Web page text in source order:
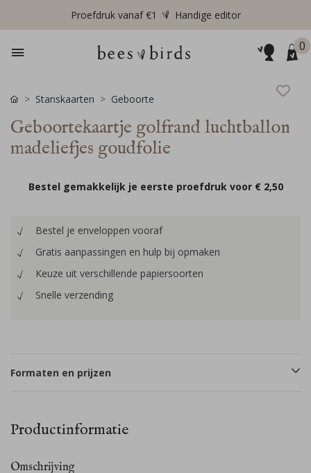
Proefdruk vanaf €1 Handige editor
0
Stanskaarten Geboorte
Geboortekaartje golfrand luchtballon
madeliefjes goudfolie
Bestel gemakkelijk je eerste proefdruk voor € 2,50
Bestel je enveloppen vooraf
Gratis aanpassingen en hulp bij opmaken
Keuze uit verschillende papiersoorten
Snelle verzending
Formaten en prijzen
Productinformatie
Omschrijving